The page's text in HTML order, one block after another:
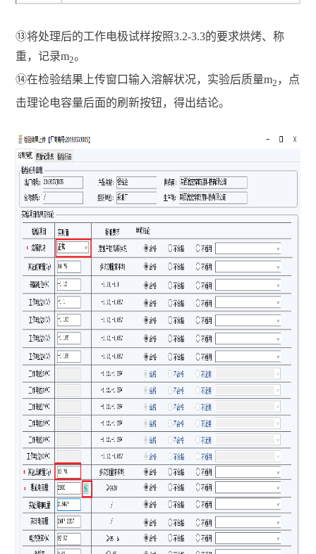
⑬将处理后的工作电极试样按照3.2-3.3的要求烘烤、称
重，记录m2。
⑭在检验结果上传窗口输入溶解状况，实验后质量m2 ，点
击理论电容量后面的刷新按钮，得出结论。